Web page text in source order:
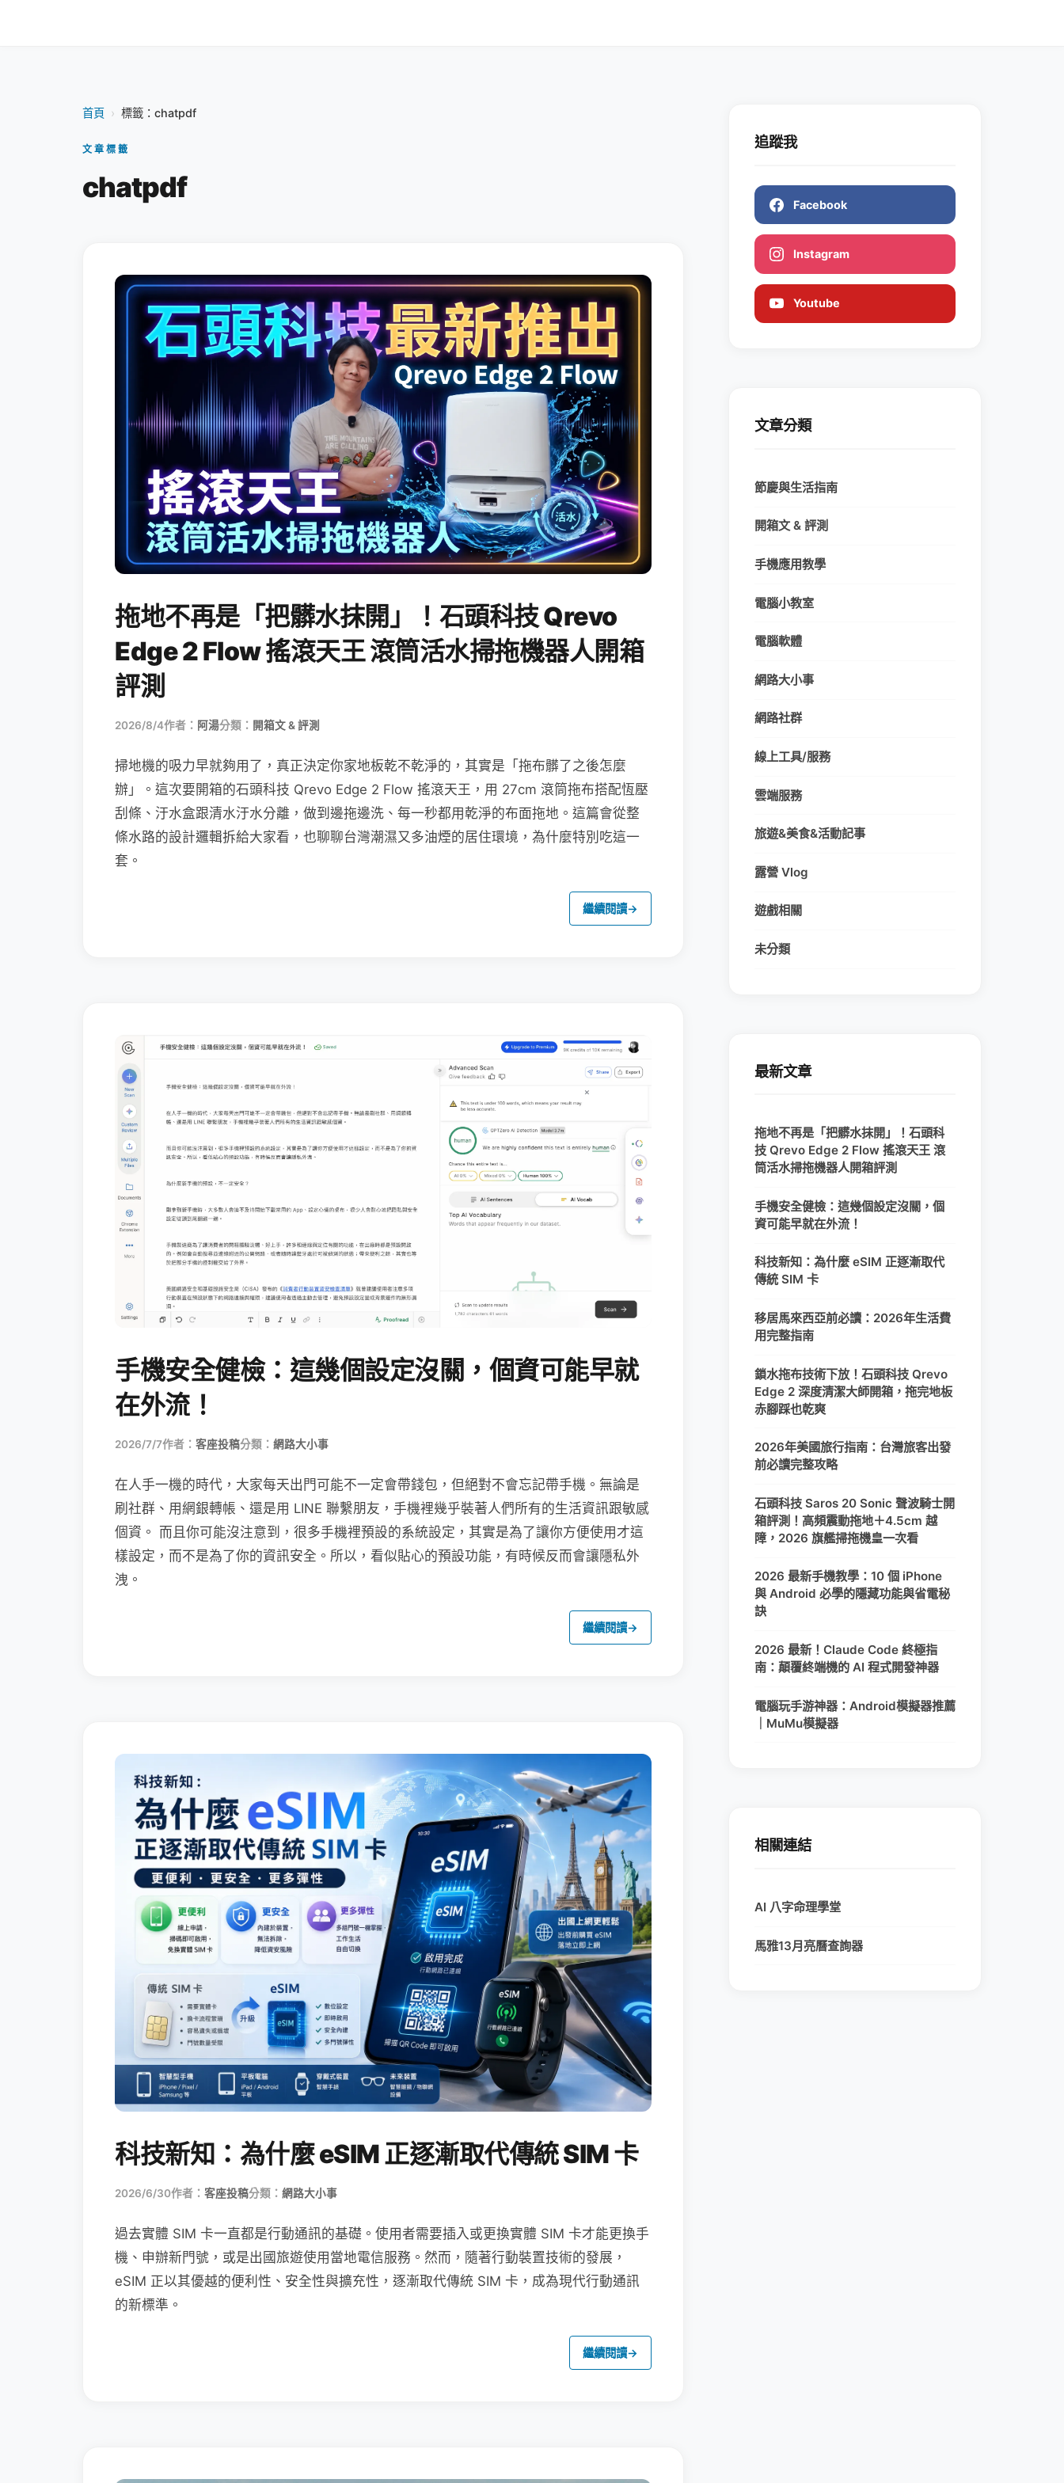
首頁 › 標籤：chatpdf
文章標籤
chatpdf
拖地不再是「把髒水抹開」！石頭科技 Qrevo
Edge 2 Flow 搖滾天王 滾筒活水掃拖機器人開箱
評測
2026/8/4作者： 阿湯分類： 開箱文 & 評測
掃地機的吸力早就夠用了，真正決定你家地板乾不乾淨的，其實是「拖布髒了之後怎麼
辦」。這次要開箱的石頭科技 Qrevo Edge 2 Flow 搖滾天王，用 27cm 滾筒拖布搭配恆壓
刮條、汙水盒跟清水汙水分離，做到邊拖邊洗、每一秒都用乾淨的布面拖地。這篇會從整
條水路的設計邏輯拆給大家看，也聊聊台灣潮濕又多油煙的居住環境，為什麼特別吃這一
套。
繼續閱讀→
手機安全健檢：這幾個設定沒關，個資可能早就
在外流！
2026/7/7作者： 客座投稿分類： 網路大小事
在人手一機的時代，大家每天出門可能不一定會帶錢包，但絕對不會忘記帶手機。無論是
刷社群、用網銀轉帳、還是用 LINE 聯繫朋友，手機裡幾乎裝著人們所有的生活資訊跟敏感
個資。 而且你可能沒注意到，很多手機裡預設的系統設定，其實是為了讓你方便使用才這
樣設定，而不是為了你的資訊安全。所以，看似貼心的預設功能，有時候反而會讓隱私外
洩。
繼續閱讀→
科技新知：為什麼 eSIM 正逐漸取代傳統 SIM 卡
2026/6/30作者： 客座投稿分類： 網路大小事
過去實體 SIM 卡一直都是行動通訊的基礎。使用者需要插入或更換實體 SIM 卡才能更換手
機、申辦新門號，或是出國旅遊使用當地電信服務。然而，隨著行動裝置技術的發展，
eSIM 正以其優越的便利性、安全性與擴充性，逐漸取代傳統 SIM 卡，成為現代行動通訊
的新標準。
繼續閱讀→
追蹤我
Facebook
Instagram
Youtube
文章分類
節慶與生活指南
開箱文 & 評測
手機應用教學
電腦小教室
電腦軟體
網路大小事
網路社群
線上工具/服務
雲端服務
旅遊&美食&活動記事
露營 Vlog
遊戲相關
未分類
最新文章
拖地不再是「把髒水抹開」！石頭科
技 Qrevo Edge 2 Flow 搖滾天王 滾
筒活水掃拖機器人開箱評測
手機安全健檢：這幾個設定沒關，個
資可能早就在外流！
科技新知：為什麼 eSIM 正逐漸取代
傳統 SIM 卡
移居馬來西亞前必讀：2026年生活費
用完整指南
鎖水拖布技術下放！石頭科技 Qrevo
Edge 2 深度清潔大師開箱，拖完地板
赤腳踩也乾爽
2026年美國旅行指南：台灣旅客出發
前必讀完整攻略
石頭科技 Saros 20 Sonic 聲波騎士開
箱評測！高頻震動拖地＋4.5cm 越
障，2026 旗艦掃拖機皇一次看
2026 最新手機教學：10 個 iPhone
與 Android 必學的隱藏功能與省電秘
訣
2026 最新！Claude Code 終極指
南：顛覆終端機的 AI 程式開發神器
電腦玩手游神器：Android模擬器推薦
｜MuMu模擬器
相關連結
AI 八字命理學堂
馬雅13月亮曆查詢器